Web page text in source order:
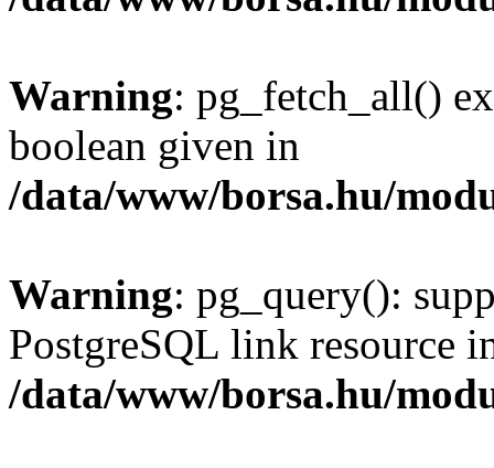
Warning: pg_fetch_all()
boolean given in
/data/www/borsa.hu/
Warning: pg_query():
PostgreSQL link resource
/data/www/borsa.hu/